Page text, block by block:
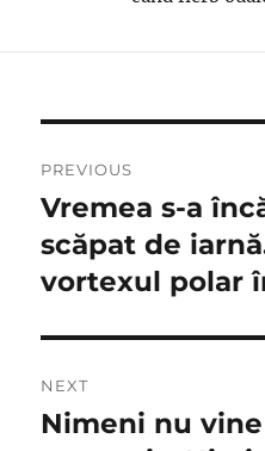
în
articole
PREVIOUS
Previous
post:
Vremea s-a
scăpat de
vortexul polar
NEXT
Next
Nimeni nu